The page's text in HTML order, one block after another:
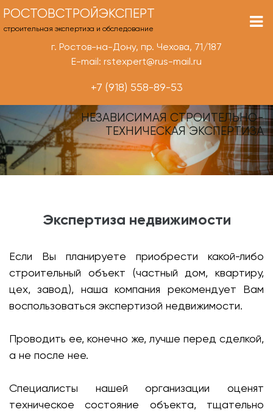
РОСТОВСТРОЙЭКСПЕРТ
строительная экспертиза и обследование
г. Ростов-на-Дону, пр. Чехова, 71/187
E-mail: rstexpert@rus-mail.ru
+7 (918) 558-89-53
НЕЗАВИСИМАЯ СТРОИТЕЛЬНО-
ТЕХНИЧЕСКАЯ ЭКСПЕРТИЗА
Экспертиза недвижимости
Если Вы планируете приобрести какой-либо
строительный объект (частный дом, квартиру,
цех, завод), наша компания рекомендует Вам
воспользоваться экспертизой недвижимости.
Проводить ее, конечно же, лучше перед сделкой,
а не после нее.
Специалисты нашей организации оценят
техническое состояние объекта, тщательно